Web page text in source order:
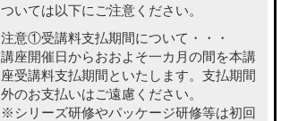
ついては以下にご注意ください。
注意①受講料支払期間について・・・
講座開催日からおおよそ一カ月の間を本講
座受講料支払期間といたします。支払期間
外のお支払いはご遠慮ください。
※シリーズ研修やパッケージ研修等は初回